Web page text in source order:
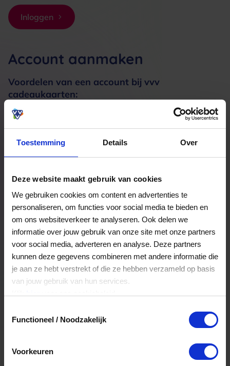
Toestemming Details Over
Deze website maakt gebruik van cookies
We gebruiken cookies om content en advertenties te
personaliseren, om functies voor social media te bieden en
om ons websiteverkeer te analyseren. Ook delen we
informatie over jouw gebruik van onze site met onze partners
voor social media, adverteren en analyse. Deze partners
kunnen deze gegevens combineren met andere informatie die
je aan ze hebt verstrekt of die ze hebben verzameld op basis
van jouw gebruik van hun services.
Functioneel / Noodzakelijk
Voorkeuren
Inloggen
Account aanmaken
Voordelen van een account bij vvv
cadeaukaarten:
Meerdere adressen registreren
Een bestelling volgen
Nog veel meer...
Maak account aan